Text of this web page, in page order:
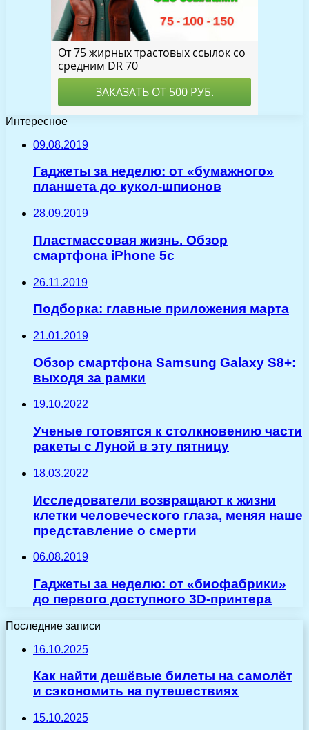
Интересное
09.08.2019
Гаджеты за неделю: от «бумажного»
планшета до кукол-шпионов
28.09.2019
Пластмассовая жизнь. Обзор
смартфона iPhone 5c
26.11.2019
Подборка: главные приложения марта
21.01.2019
Обзор смартфона Samsung Galaxy S8+:
выходя за рамки
19.10.2022
Ученые готовятся к столкновению части
ракеты с Луной в эту пятницу
18.03.2022
Исследователи возвращают к жизни
клетки человеческого глаза, меняя наше
представление о смерти
06.08.2019
Гаджеты за неделю: от «биофабрики»
до первого доступного 3D-принтера
Последние записи
16.10.2025
Как найти дешёвые билеты на самолёт
и сэкономить на путешествиях
15.10.2025